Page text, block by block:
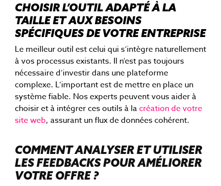
CHOISIR L’OUTIL ADAPTÉ À LA
TAILLE ET AUX BESOINS
SPÉCIFIQUES DE VOTRE ENTREPRISE
Le meilleur outil est celui qui s’intègre naturellement
à vos processus existants. Il n’est pas toujours
nécessaire d’investir dans une plateforme
complexe. L’important est de mettre en place un
système fiable. Nos experts peuvent vous aider à
choisir et à intégrer ces outils à lacréation de votre
site web, assurant un flux de données cohérent.
COMMENT ANALYSER ET UTILISER
LES FEEDBACKS POUR AMÉLIORER
VOTRE OFFRE ?